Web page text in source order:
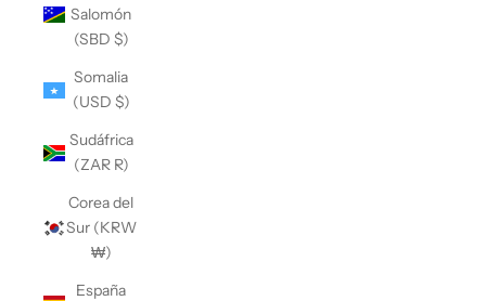
Salomón
(SBD $)
Somalia
(USD $)
Sudáfrica
(ZAR R)
Corea del
Sur (KRW
₩)
España